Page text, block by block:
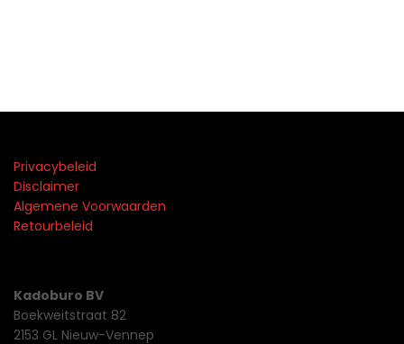
Privacybeleid
Disclaimer
Algemene Voorwaarden
Retourbeleid
Kadoburo BV
Boekweitstraat 82
2153 GL Nieuw-Vennep